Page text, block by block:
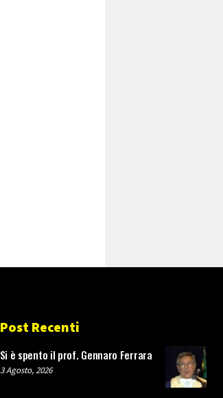
Post Recenti
Si è spento il prof. Gennaro Ferrara
3 Agosto, 2026